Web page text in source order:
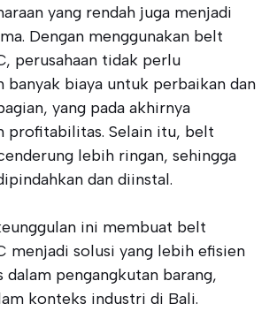
yang rendah juga menjadi
Dengan menggunakan belt
perusahaan tidak perlu
banyak biaya untuk perbaikan dan
yang pada akhirnya
profitabilitas. Selain itu, belt
lebih ringan, sehingga
dan diinstal.
ini membuat belt
menjadi solusi yang lebih efisien
dalam pengangkutan barang,
konteks industri di Bali.